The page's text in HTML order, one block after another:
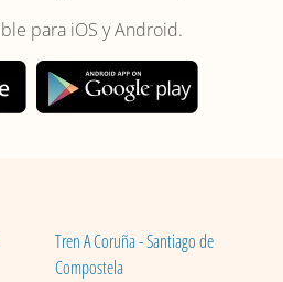
para iOS y Android.
Tren A Coruña - Santiago de
Compostela